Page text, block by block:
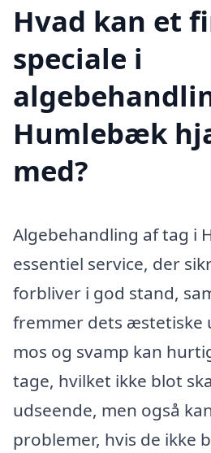
Hvad kan et
speciale i
Humlebæk
med?
Algebehandling af tag i
essentiel service, der
forbliver i god stand,
fremmer dets æstetiske
mos og svamp kan
tage, hvilket ikke blot
udseende, men også
problemer, hvis de ikke